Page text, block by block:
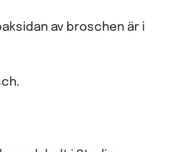
av broschen är i